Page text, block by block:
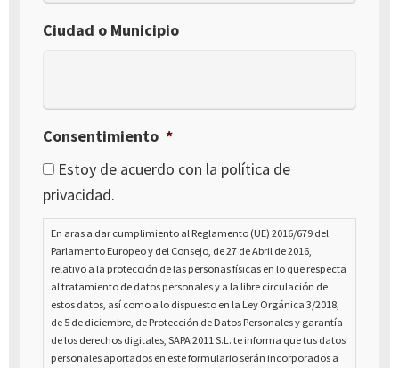
Ciudad o Municipio
Consentimiento *
Estoy de acuerdo con la política de
privacidad.
En aras a dar cumplimiento al Reglamento (UE) 2016/679 del
Parlamento Europeo y del Consejo, de 27 de Abril de 2016,
relativo a la protección de las personas físicas en lo que respecta
al tratamiento de datos personales y a la libre circulación de
estos datos, así como a lo dispuesto en la Ley Orgánica 3/2018,
de 5 de diciembre, de Protección de Datos Personales y garantía
de los derechos digitales, SAPA 2011 S.L. te informa que tus datos
personales aportados en este formulario serán incorporados a